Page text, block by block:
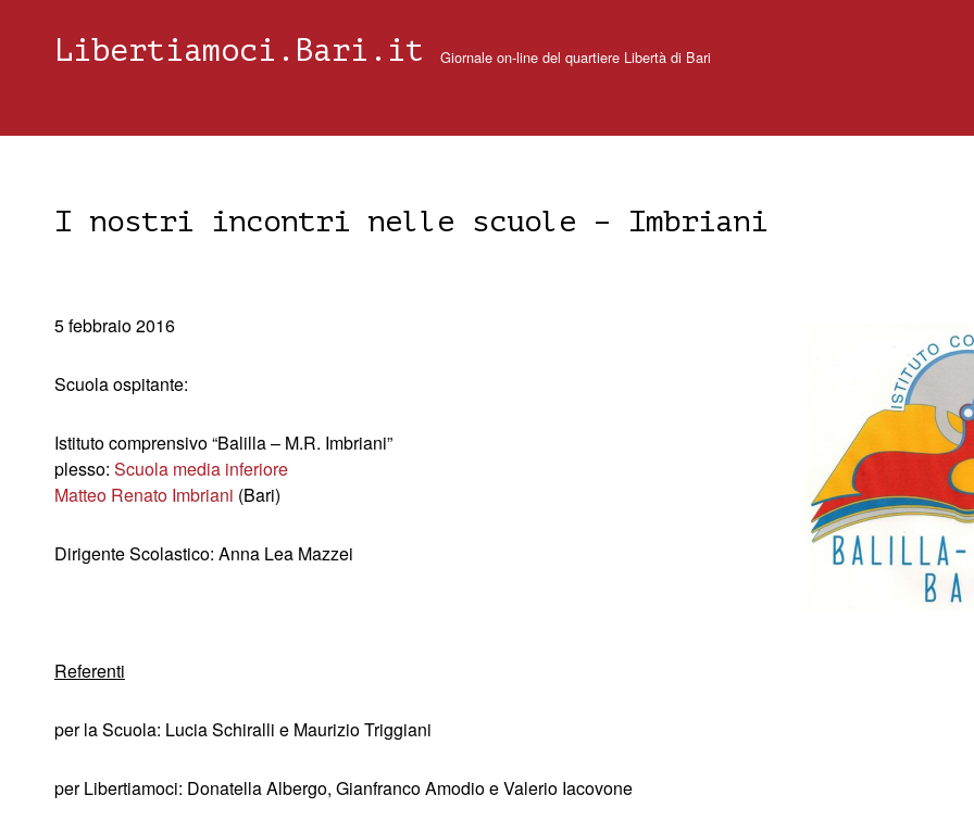
Libertiamoci.Bari.it Giornale on-line del quartiere Libertà di Bari
I nostri incontri nelle scuole – Imbriani
5 febbraio 2016
Scuola ospitante:
Istituto comprensivo “Balilla – M.R. Imbriani”
plesso: Scuola media inferiore
Matteo Renato Imbriani (Bari)
Dirigente Scolastico: Anna Lea Mazzei
Referenti
per la Scuola: Lucia Schiralli e Maurizio Triggiani
per Libertiamoci: Donatella Albergo, Gianfranco Amodio e Valerio Iacovone